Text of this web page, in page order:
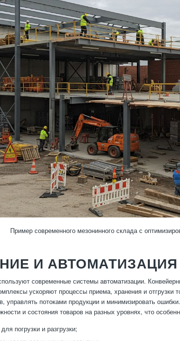
Пример современного мезонинного склада с
И
современные системы автоматизации.
ускоряют процессы приема, хранения и отгрузки
управлять потоками продукции и минимизировать
и состояния товаров на разных уровнях, что
погрузки и разгрузки;